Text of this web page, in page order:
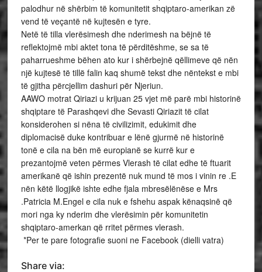
palodhur në shërbim të komunitetit shqiptaro-amerikan zë
vend të veçantë në kujtesën e tyre.
Netë të tilla vlerësimesh dhe nderimesh na bëjnë të
reflektojmë mbi aktet tona të përditëshme, se sa të
paharrueshme bëhen ato kur i shërbejnë qëllimeve që nën
një kujtesë të tillë falin kaq shumë tekst dhe nëntekst e mbi
të gjitha përcjellim dashuri për Njeriun.
AAWO motrat Qiriazi u krijuan 25 vjet më parë mbi historinë
shqiptare të Parashqevi dhe Sevasti Qiriazit të cilat
konsiderohen si nëna të civilizimit, edukimit dhe
diplomacisë duke kontribuar e lënë gjurmë në historinë
tonë e cila na bën më europianë se kurrë kur e
prezantojmë veten përmes Vlerash të cilat edhe të ftuarit
amerikanë që ishin prezentë nuk mund të mos i vinin re .E
nën këtë llogjikë ishte edhe fjala mbresëlënëse e Mrs
.Patricia M.Engel e cila nuk e fshehu aspak kënaqsinē që
mori nga ky nderim dhe vlerësimin për komunitetin
shqiptaro-amerkan që rritet përmes vlerash.
*Per te pare fotografie suoni ne Facebook (dielli vatra)
Share via: